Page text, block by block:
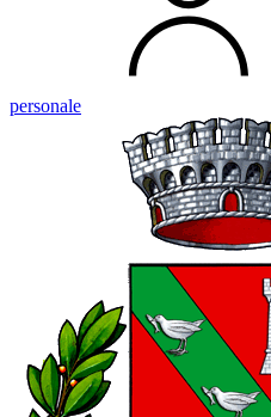
personale